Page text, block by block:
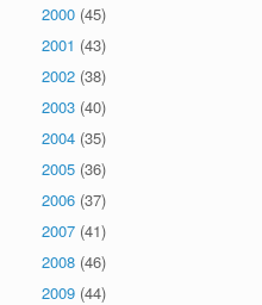
2000 (45)
2001 (43)
2002 (38)
2003 (40)
2004 (35)
2005 (36)
2006 (37)
2007 (41)
2008 (46)
2009 (44)